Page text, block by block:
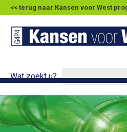
<< terug naar Kansen voor West
Wat zoekt u?